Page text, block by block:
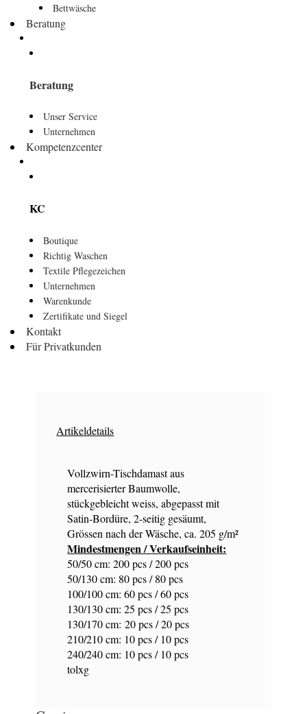
Bettwäsche
Beratung
Beratung
Unser Service
Unternehmen
Kompetenzcenter
KC
Boutique
Richtig Waschen
Textile Pflegezeichen
Unternehmen
Warenkunde
Zertifikate und Siegel
Kontakt
Für Privatkunden
Artikeldetails
Vollzwirn-Tischdamast aus
mercerisierter Baumwolle,
stückgebleicht weiss, abgepasst mit
Satin-Bordüre, 2-seitig gesäumt,
Grössen nach der Wäsche, ca. 205 g/m²
Mindestmengen / Verkaufseinheit:
50/50 cm: 200 pcs / 200 pcs
50/130 cm: 80 pcs / 80 pcs
100/100 cm: 60 pcs / 60 pcs
130/130 cm: 25 pcs / 25 pcs
130/170 cm: 20 pcs / 20 pcs
210/210 cm: 10 pcs / 10 pcs
240/240 cm: 10 pcs / 10 pcs
tolxg